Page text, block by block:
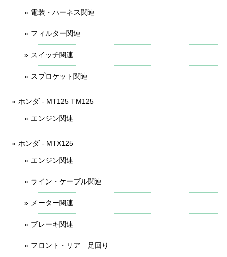
電装・ハーネス関連
フィルター関連
スイッチ関連
スプロケット関連
ホンダ - MT125 TM125
エンジン関連
ホンダ - MTX125
エンジン関連
ライン・ケーブル関連
メーター関連
ブレーキ関連
フロント・リア 足回り